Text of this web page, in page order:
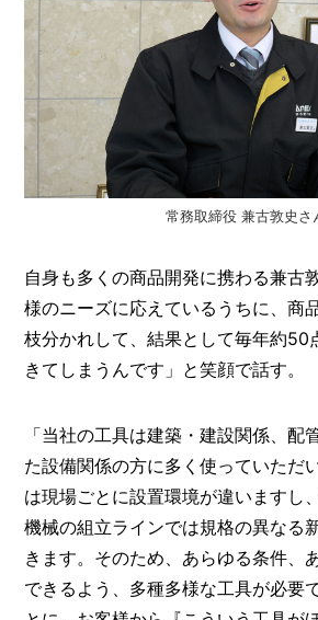
常務取締役 兼古敦史さ
自身も多くの商品開発に携わる兼古
様のニーズに応えているうちに、商
枝分かれして、結果として毎年約50
きてしまうんです」と笑顔で話す。
「当社の工具は建築・建設関係、配
た設備関係の方に多く使っていただ
は現場ごとに設置環境が違いますし
機械の組立ラインでは規格の異なる
きます。そのため、あらゆる条件、
できるよう、多種多様な工具が必要